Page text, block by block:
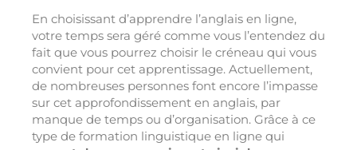
En choisissant d’apprendre l’anglais en ligne,
votre temps sera géré comme vous l’entendez du
fait que vous pourrez choisir le créneau qui vous
convient pour cet apprentissage. Actuellement,
de nombreuses personnes font encore l’impasse
sur cet approfondissement en anglais, par
manque de temps ou d’organisation. Grâce à ce
type de formation linguistique en ligne qui